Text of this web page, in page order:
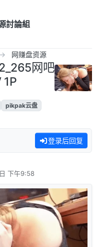
討論組
网赚盘资源
网吧
1P
pikpak云盘
登录后回复
下午9:58